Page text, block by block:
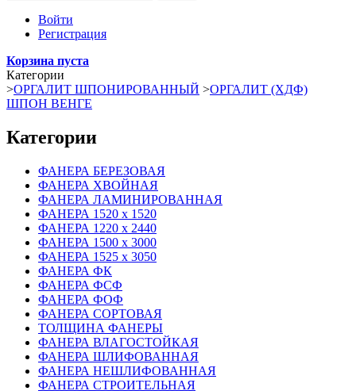
Войти
Регистрация
Корзина пуста
Категории
>ОРГАЛИТ ШПОНИРОВАННЫЙ >ОРГАЛИТ (ХДФ)
ШПОН ВЕНГЕ
Категории
ФАНЕРА БЕРЕЗОВАЯ
ФАНЕРА ХВОЙНАЯ
ФАНЕРА ЛАМИНИРОВАННАЯ
ФАНЕРА 1520 х 1520
ФАНЕРА 1220 х 2440
ФАНЕРА 1500 х 3000
ФАНЕРА 1525 х 3050
ФАНЕРА ФК
ФАНЕРА ФСФ
ФАНЕРА ФОФ
ФАНЕРА СОРТОВАЯ
ТОЛЩИНА ФАНЕРЫ
ФАНЕРА ВЛАГОСТОЙКАЯ
ФАНЕРА ШЛИФОВАННАЯ
ФАНЕРА НЕШЛИФОВАННАЯ
ФАНЕРА СТРОИТЕЛЬНАЯ